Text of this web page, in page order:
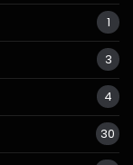
1
3
4
30